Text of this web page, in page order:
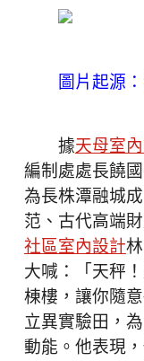
圖片起源：
據天母室
編制處處長饒
為長株潭融城
范、古代高端
社區室內設計
大喊：「天秤
棟樓，讓你隨
立異實驗田，
動能。他表現